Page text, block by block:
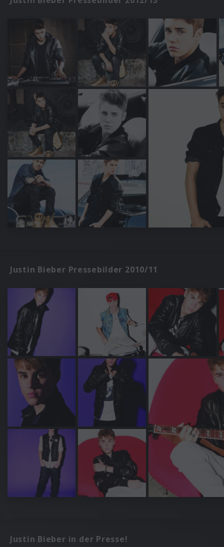
Justin Bieber Pressebilder 2010/11
Justin Bieber in der Presse!